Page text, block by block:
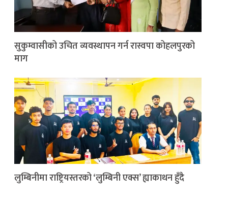
सुकुम्वासीको उचित व्यवस्थापन गर्न रास्वपा कोहलपुरको
माग
लुम्बिनीमा राष्ट्रियस्तरको ‘लुम्बिनी एक्स’ ह्याकाथन हुँदै